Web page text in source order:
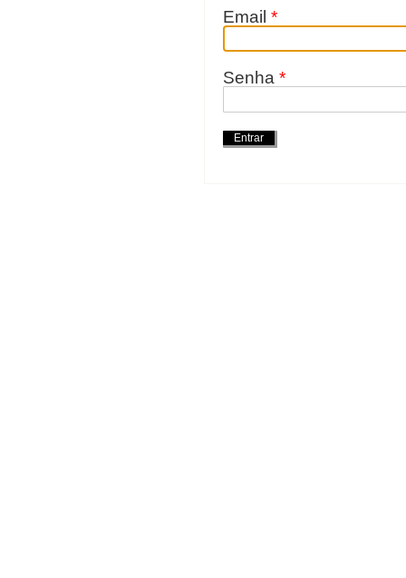
Email *
Senha *
Acções